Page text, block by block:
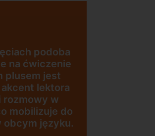
Zajęcia z nativami, wygodna,
nowoczesna szkoła położona w
dogodnej lokalizacji, bo tuż przy
wyjściu z metra, mili
pracownicy, bardzo
konkurencyjna cena kursu i
najlepsza Pani manager, która
służy pomocą w każdej chwili!